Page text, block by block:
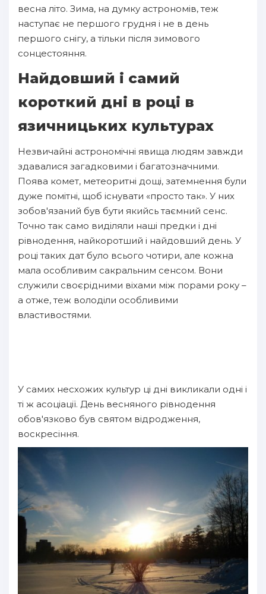
весна літо. Зима, на думку астрономів, теж
наступає не першого грудня і не в день
першого снігу, а тільки після зимового
сонцестояння.
Найдовший і самий
короткий дні в році в
язичницьких культурах
Незвичайні астрономічні явища людям завжди
здавалися загадковими і багатозначними.
Поява комет, метеоритні дощі, затемнення були
дуже помітні, щоб існувати «просто так». У них
зобов'язаний був бути якийсь таємний сенс.
Точно так само виділяли наші предки і дні
рівнодення, найкоротший і найдовший день. У
році таких дат було всього чотири, але кожна
мала особливим сакральним сенсом. Вони
служили своєрідними віхами між порами року –
а отже, теж володіли особливими
властивостями.
У самих несхожих культур ці дні викликали одні і
ті ж асоціації. День весняного рівнодення
обов'язково був святом відродження,
воскресіння.